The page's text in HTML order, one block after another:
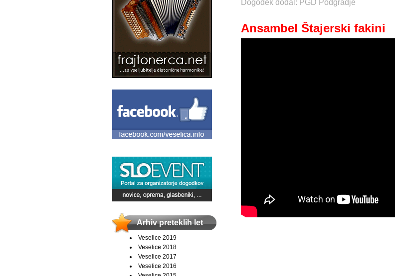
Arhiv preteklih let
Veselice 2019
Veselice 2018
Veselice 2017
Veselice 2016
Dogodek dodal: PGD Podgradje
Ansambel Štajerski fakini